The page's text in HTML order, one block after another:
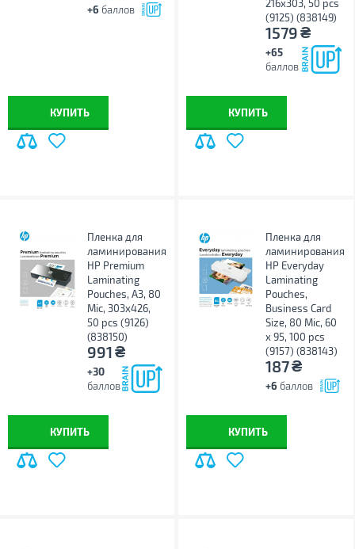
+6 баллов
КУПИТЬ
216x303, 50 pcs
(9125) (838149)
1579₴
+65
баллов
КУПИТЬ
Пленка для
ламинирования
HP Premium
Laminating
Pouches, A3, 80
Mic, 303x426,
50 pcs (9126)
(838150)
991₴
+30
баллов
КУПИТЬ
Пленка для
ламинирования
HP Everyday
Laminating
Pouches,
Business Card
Size, 80 Mic, 60
x 95, 100 pcs
(9157) (838143)
187₴
+6 баллов
КУПИТЬ